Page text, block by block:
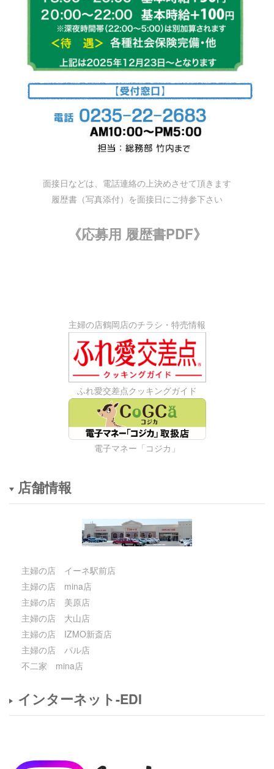
面接日などは、電話連絡の上決めさせて頂きます
履歴書（写真添付）を面接日にご持参下さい
《応募用 履歴書PDF》
主婦の店鶴岡店のチラシ・特売情報
ふれ愛交差点クッキングガイド
電子マネー「コジカ」
店舗情報
主婦の店 イーネ駅前店
主婦の店 mina店
主婦の店 美原店
主婦の店 大山店
主婦の店 IZMO新斎店
主婦の店 パル店
不二家 mina店
インターネット-EDI